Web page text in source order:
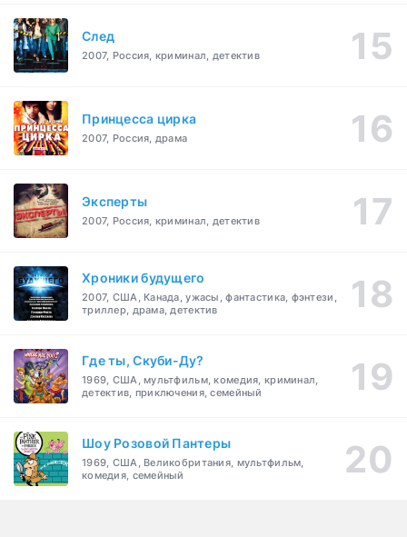
След
2007, Россия, криминал, детектив
Принцесса цирка
2007, Россия, драма
Эксперты
2007, Россия, криминал, детектив
Хроники будущего
2007, США, Канада, ужасы, фантастика, фэнтези,
триллер, драма, детектив
Где ты, Скуби-Ду?
1969, США, мультфильм, комедия, криминал,
детектив, приключения, семейный
Шоу Розовой Пантеры
1969, США, Великобритания, мультфильм,
комедия, семейный